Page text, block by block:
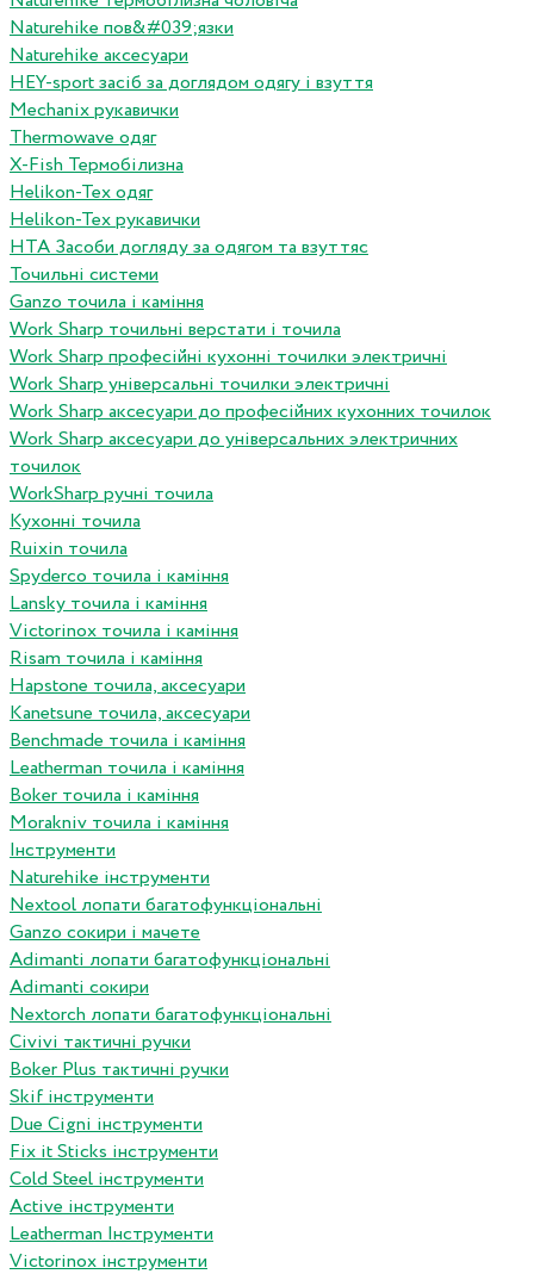
Naturehike пов&#039;язки
Naturehike аксесуари
HEY-sport засіб за доглядом одягу і взуття
Mechanix рукавички
Thermowave одяг
X-Fish Термобілизна
Helikon-Tex одяг
Helikon-Tex рукавички
HTA Засоби догляду за одягом та взуттяс
Точильні системи
Ganzo точила і каміння
Work Sharp точильні верстати і точила
Work Sharp професiйнi кухоннi точилки электричнi
Work Sharp унiверсальнi точилки электричнi
Work Sharp аксесуари до професiйних кухонних точилок
Work Sharp аксесуари до унiверсальних электричних
точилок
WorkSharp ручні точила
Кухонні точила
Ruixin точила
Spyderco точила і каміння
Lansky точила і каміння
Victorinox точила і каміння
Risam точила і каміння
Hapstone точила, аксесуари
Kanetsune точила, аксесуари
Benchmade точила і каміння
Leatherman точила і каміння
Boker точила і каміння
Morakniv точила і каміння
Інструменти
Naturehike інструменти
Nextool лопати багатофункціональні
Ganzo сокири і мачете
Adimanti лопати багатофункціональні
Adimanti сокири
Nextorch лопати багатофункціональні
Сivivi тактичні ручки
Boker Plus тактичні ручки
Skif інструменти
Due Cigni інструменти
Fix it Sticks інструменти
Сold Steel інструменти
Active інструменти
Leatherman Інструменти
Victorinox інструменти